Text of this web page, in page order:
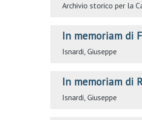
Archivio storico per la
In memoriam di
Isnardi, Giuseppe
In memoriam di
Isnardi, Giuseppe